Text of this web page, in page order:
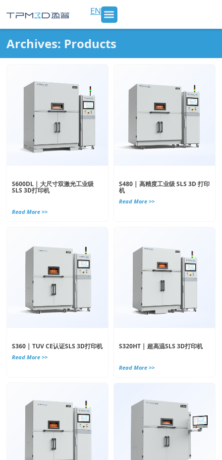
至
内
EN
Archives: Products
S600DL | 大尺寸双激光工业级
SLS 3D打印机
Read More >>
S480 | 高精度工业级 SLS 3D 打印
机
Read More >>
S360 | TUV CE认证SLS 3D打印机
Read More >>
S320HT | 超高温SLS 3D打印机
Read More >>